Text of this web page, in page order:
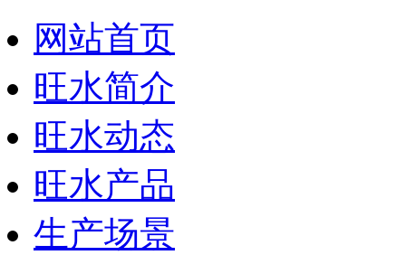
网站首页
旺水简介
旺水动态
旺水产品
生产场景